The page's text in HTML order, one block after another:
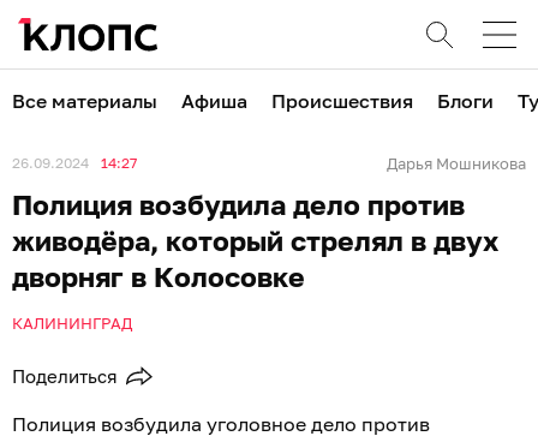
Все материалы Афиша Происшествия Блоги
26.09.2024 14:27 Дарья Мошникова
Полиция возбудила дело против
живодёра, который стрелял в двух
дворняг в Колосовке
КАЛИНИНГРАД
Поделиться
Полиция возбудила уголовное дело против